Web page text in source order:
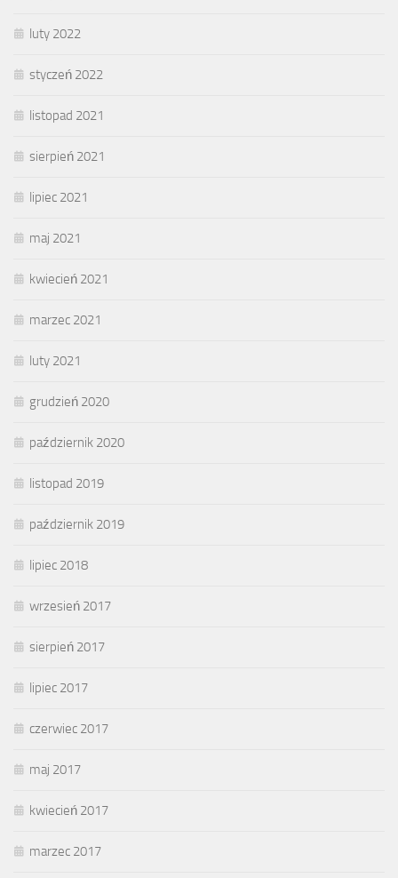
luty 2022
styczeń 2022
listopad 2021
sierpień 2021
lipiec 2021
maj 2021
kwiecień 2021
marzec 2021
luty 2021
grudzień 2020
październik 2020
listopad 2019
październik 2019
lipiec 2018
wrzesień 2017
sierpień 2017
lipiec 2017
czerwiec 2017
maj 2017
kwiecień 2017
marzec 2017